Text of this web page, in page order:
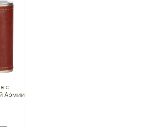
с
Армии